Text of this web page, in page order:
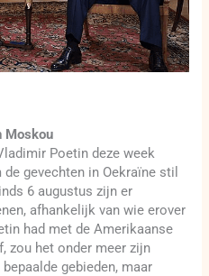
Moskou
Poetin deze week
gevechten in Oekraïne stil
6 augustus zijn er
afhankelijk van wie erover
had met de Amerikaanse
zou het onder meer zijn
gebieden, maar